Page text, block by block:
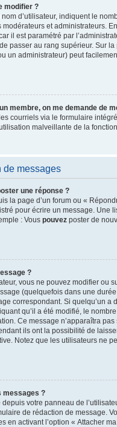
modifier ?
d’utilisateur, indiquent le
et administrateurs.
il est paramétré par
passer au rang supérieur. Sur
un administrateur) peut
membre, on me demande de
courriels via le formulaire
malveillante de la
de messages
une réponse ?
la page d’un forum ou «
pour écrire un message. Une
: Vous pouvez poster de
?
vous ne pouvez modifier ou
(quelquefois dans une
correspondant. Si quelqu’un a
qu’il a été modifié, le
Ce message n’apparaîtra
ils ont la possibilité de
Notez que les utilisateurs ne
messages ?
votre panneau de
de rédaction de message.
en activant l’option « Attacher